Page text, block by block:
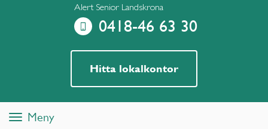
Alert Senior Landskrona
0418-46 63 30
Hitta lokalkontor
ToggleMeny